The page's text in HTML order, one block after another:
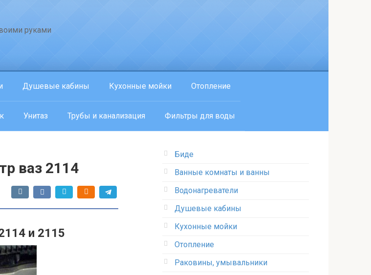
руками
Душевые кабины Кухонные мойки Отопление
Унитаз Трубы и канализация Фильтры для воды
ваз 2114
и 2115
Биде
Ванные комнаты и ванны
Водонагреватели
Душевые кабины
Кухонные мойки
Отопление
Раковины, умывальники